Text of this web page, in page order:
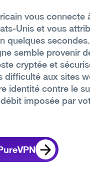
vous connecte
Unis et vous
quelques
semble provenir
cryptée et
difficulté aux sites
identité contre le
imposée par